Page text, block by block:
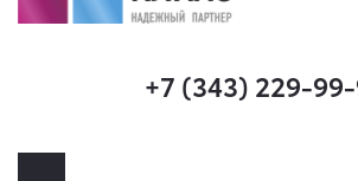
+7 (343) 229-